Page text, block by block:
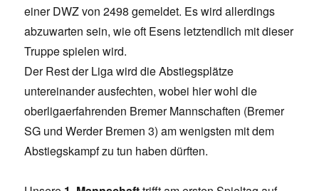
einer DWZ von 2498 gemeldet. Es wird allerdings
abzuwarten sein, wie oft Esens letztendlich mit dieser
Truppe spielen wird.
Der Rest der Liga wird die Abstiegsplätze
untereinander ausfechten, wobei hier wohl die
oberligaerfahrenden Bremer Mannschaften (Bremer
SG und Werder Bremen 3) am wenigsten mit dem
Abstiegskampf zu tun haben dürften.